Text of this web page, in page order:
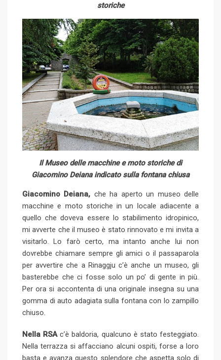
storiche
Il Museo delle macchine e moto storiche di
Giacomino Deiana indicato sulla fontana chiusa
Giacomino Deiana, che ha aperto un museo delle
macchine e moto storiche in un locale adiacente a
quello che doveva essere lo stabilimento idropinico,
mi avverte che il museo è stato rinnovato e mi invita a
visitarlo. Lo farò certo, ma intanto anche lui non
dovrebbe chiamare sempre gli amici o il passaparola
per avvertire che a Rinaggju c’è anche un museo, gli
basterebbe che ci fosse solo un po’ di gente in più.
Per ora si accontenta di una originale insegna su una
gomma di auto adagiata sulla fontana con lo zampillo
chiuso.
Nella RSAc’è baldoria, qualcuno è stato festeggiato.
Nella terrazza si affacciano alcuni ospiti, forse a loro
basta e avanza questo splendore che aspetta solo di